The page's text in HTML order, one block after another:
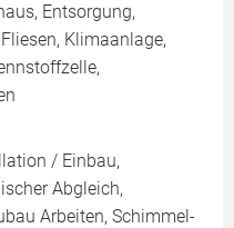
Entsorgung,
Klimaanlage,
/ Einbau,
Abgleich,
Arbeiten, Schimmel-